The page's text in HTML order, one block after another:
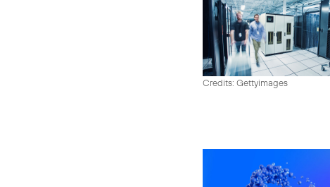
Credits: Gettyimages